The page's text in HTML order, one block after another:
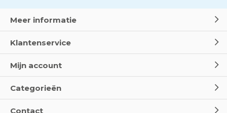
Meer informatie
Klantenservice
Mijn account
Categorieën
Contact